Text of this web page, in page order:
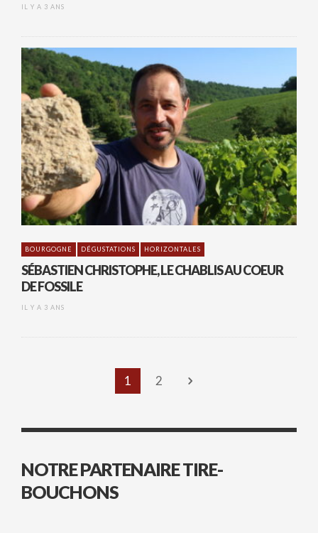
IL Y A 3 ANS
BOURGOGNE DÉGUSTATIONS HORIZONTALES
SÉBASTIEN CHRISTOPHE, LE CHABLIS AU COEUR
DE FOSSILE
IL Y A 3 ANS
1 2
NOTRE PARTENAIRE TIRE-
BOUCHONS